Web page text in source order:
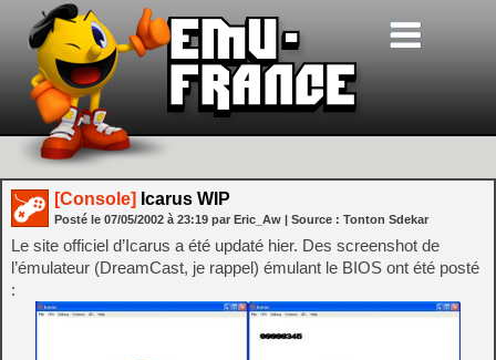
[Console] Icarus WIP
Posté le 07/05/2002 à 23:19 par Eric_Aw | Source : Tonton Sdekar
Le site officiel d’Icarus a été updaté hier. Des screenshot de
l’émulateur (DreamCast, je rappel) émulant le BIOS ont été posté
: